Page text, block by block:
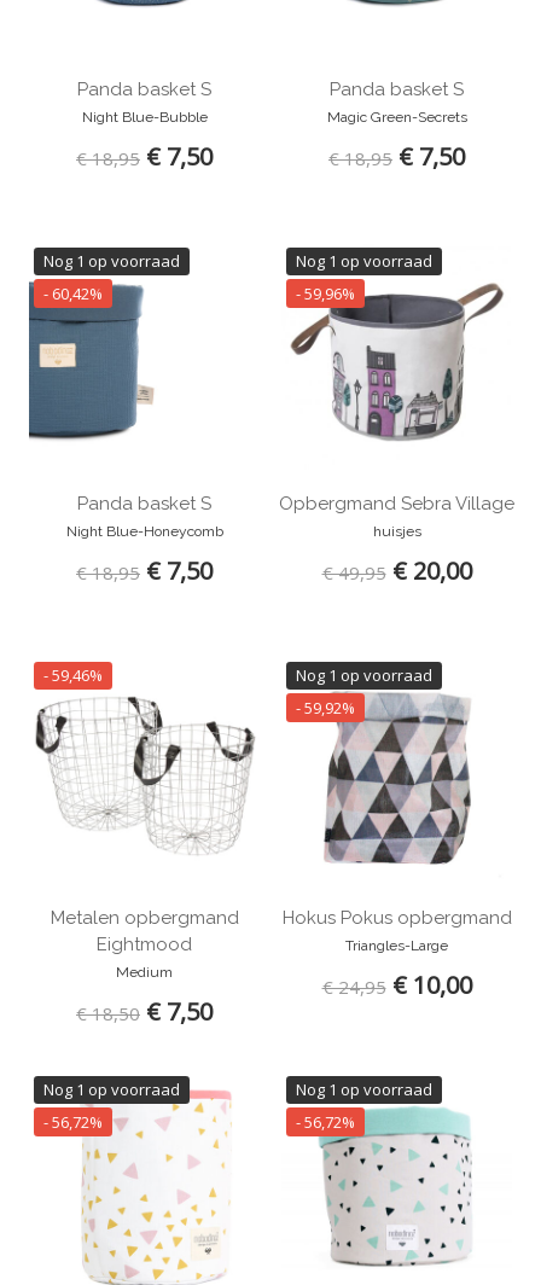
Nog 1 op voorraad
- 60,42%
Panda basket S
Night Blue-Honeycomb
€ 18,95 € 7,50
Panda basket S
Magic Green-Secrets
€ 18,95 € 7,50
Panda basket S
Night Blue-Bubble
€ 18,95 € 7,50
Nog 1 op voorraad
- 59,92%
Hokus Pokus opbergmand
Triangles-Large
€ 24,95€ 10,00
- 59,46%
Metalen opbergmand
Eightmood
Medium
€ 18,50 € 7,50
Nog 1 op voorraad
- 59,96%
Opbergmand Sebra Village
huisjes
€ 49,95€ 20,00
Nog 1 op voorraad
- 56,72%
Nog 1 op voorraad
- 56,72%